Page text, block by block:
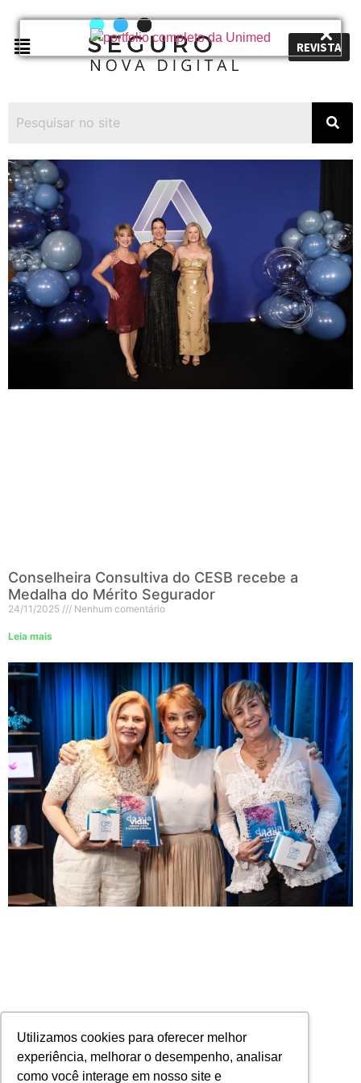
Utilizamos cookies para oferecer melhor
experiência, melhorar o desempenho, analisar
como você interage em nosso site e
REVISTA
Conselheira Consultiva do CESB recebe a
Medalha do Mérito Segurador
24/11/2025 Nenhum comentário
Leia mais